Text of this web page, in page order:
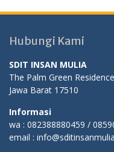
Hubungi Kami
SDIT INSAN MULIA
The Palm Green
Jawa Barat 17510
Informasi
wa : 082388880459 /
email :